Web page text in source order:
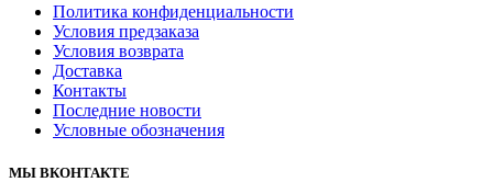
Политика конфиденциальности
Условия предзаказа
Условия возврата
Доставка
Контакты
Последние новости
Условные обозначения
МЫ ВКОНТАКТЕ